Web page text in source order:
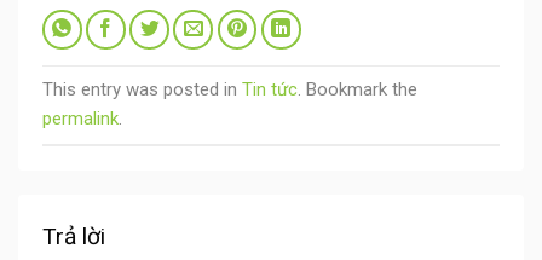
This entry was posted in Tin tức. Bookmark the
permalink.
Trả lời